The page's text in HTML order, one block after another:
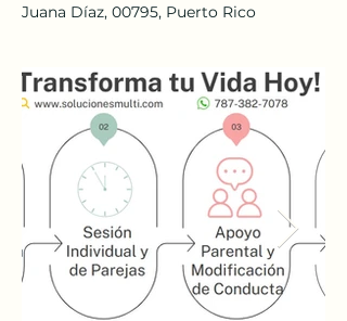
Juana Díaz, 00795, Puerto Rico